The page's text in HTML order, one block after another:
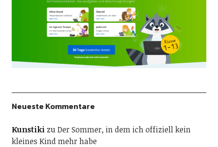
Neueste Kommentare
KunstikizuDer Sommer, in dem ich offiziell kein
kleines Kind mehr habe